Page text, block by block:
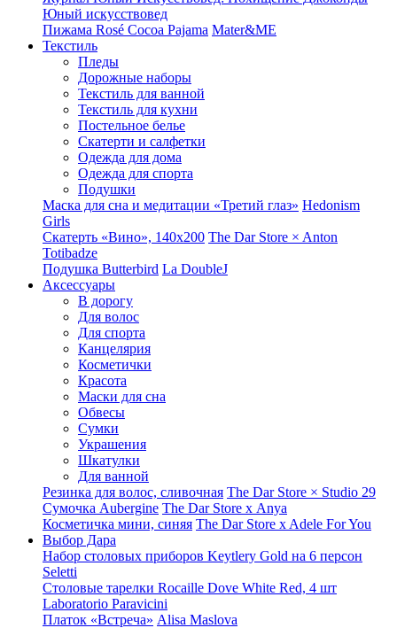
Юный искусствовед
Пижама Rosé Cocoa Pajama Mater&ME
Текстиль
Пледы
Дорожные наборы
Текстиль для ванной
Текстиль для кухни
Постельное белье
Скатерти и салфетки
Одежда для дома
Одежда для спорта
Подушки
Маска для сна и медитации «Третий глаз» Hedonism
Girls
Скатерть «Вино», 140х200 The Dar Store × Anton
Totibadze
Подушка Butterbird La DoubleJ
Аксессуары
В дорогу
Для волос
Для спорта
Канцелярия
Косметички
Красота
Маски для сна
Обвесы
Сумки
Украшения
Шкатулки
Для ванной
Резинка для волос, сливочная The Dar Store × Studio 29
Сумочка Aubergine The Dar Store x Anya
Косметичка мини, синяя The Dar Store x Adele For You
Выбор Дара
Набор столовых приборов Keytlery Gold на 6 персон
Seletti
Столовые тарелки Rocaille Dove White Red, 4 шт
Laboratorio Paravicini
Платок «Встреча» Alisa Maslova